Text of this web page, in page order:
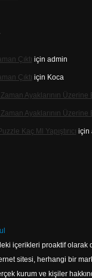
Çıktı için admin
Çıktı için Koca
Ayaklarının Üzerine
Ayaklarının Üzerine
Kaç Ml Yapıştırıcı için
içerikleri proaktif olarak
sitesi, herhangi bir
kurum ve kişiler